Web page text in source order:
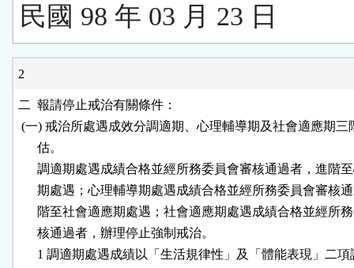
民國 98 年 03 月 23 日
2
二  報請停止戒治有關條件：
(一) 戒治所處遇成效分調適期、心理輔導期及社會適應期三
      估。
調適期處遇成績合格並經所務委員會審核通過者，進階
期處遇；心理輔導期處遇成績合格並經所務委員會審核
階至社會適應期處遇；社會適應期處遇成績合格並經所
      核通過者，辦理停止強制戒治。
1 調適期處遇成績以「生活規律性」及「體能表現」二